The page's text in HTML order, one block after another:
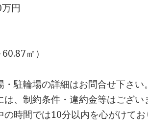
円
㎡）
駐輪場の詳細はお問合せ下さい。
、制約条件・違約金等はござい
時間では10分以内を心がけてお